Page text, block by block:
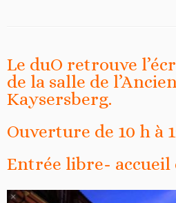
Le duO retrouve
de la salle de
Kaysersberg.
Ouverture de 10 h à
Entrée libre- accueil